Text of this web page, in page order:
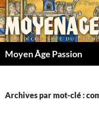
Aller
au
contenu
Moyen Âge Passion
Archives par mot-clé :